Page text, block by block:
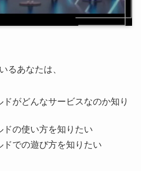
るあなたは、
ドがどんなサービスなのか知り
ドの使い方を知りたい
ドでの遊び方を知りたい